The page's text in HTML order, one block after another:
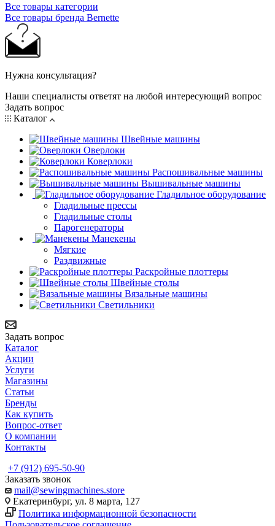
Все товары категории
Все товары бренда Bernette
Нужна консультация?
Наши специалисты ответят на любой интересующий вопрос
Задать вопрос
Каталог
Швейные машины
Оверлоки
Коверлоки
Распошивальные машины
Вышивальные машины
Гладильное оборудование
Гладильные прессы
Гладильные столы
Парогенераторы
Манекены
Мягкие
Раздвижные
Раскройные плоттеры
Швейные столы
Вязальные машины
Светильники
Задать вопрос
Каталог
Акции
Услуги
Магазины
Статьи
Бренды
Как купить
Вопрос-ответ
О компании
Контакты
+7 (912) 695-50-90
Заказать звонок
mail@sewingmachines.store
Екатеринбург, ул. 8 марта, 127
Политика информационной безопасности